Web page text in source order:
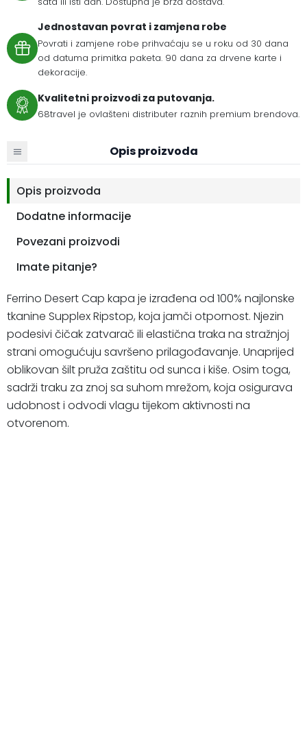
Jednostavan povrat i zamjena robe
Povrati i zamjene robe prihvaćaju se u roku od 30 dana
od datuma primitka paketa. 90 dana za drvene karte i
dekoracije.
Kvalitetni proizvodi za putovanja.
68travel je ovlašteni distributer raznih premium brendova.
Opis proizvoda
Opis proizvoda
Dodatne informacije
Povezani proizvodi
Imate pitanje?
Ferrino Desert Cap kapa je izrađena od 100% najlonske
tkanine Supplex Ripstop, koja jamči otpornost. Njezin
podesivi čičak zatvarač ili elastična traka na stražnjoj
strani omogućuju savršeno prilagođavanje. Unaprijed
oblikovan šilt pruža zaštitu od sunca i kiše. Osim toga,
sadrži traku za znoj sa suhom mrežom, koja osigurava
udobnost i odvodi vlagu tijekom aktivnosti na
otvorenom.